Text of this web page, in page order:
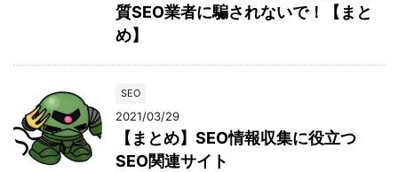
質SEO業者に騙されないで！【まと
め】
SEO
2021/03/29
【まとめ】SEO情報収集に役立つ
SEO関連サイト